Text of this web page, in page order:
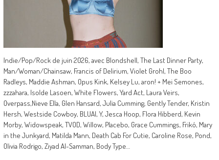
Indie/Pop/Rock de juin 2026, avec Blondshell, The Last Dinner Party,
Man/Woman/Chainsaw, Francis of Delirium, Violet Grohl, The Boo
Radleys, Maddie Ashman, Opus Kink, Kelsey Lu, aron! + Mei Semones,
zzzahara, Isolde Lasoen, White Flowers, Yard Act, Laura Veirs,
Overpass,Nieve Ella, Glen Hansard, Julia Cumming, Gently Tender, Kristin
Hersh, Westside Cowboy, BLUAI, Y, Jesca Hoop, Flora Hibberd, Kevin
Morby, Widowspeak, TVOD, Willow, Placebo, Grace Cummings, Frikó, Mary
in the Junkyard, Matilda Mann, Death Cab For Cutie, Caroline Rose, Pond,
Olivia Rodrigo, Ziyad Al-Samman, Body Type…